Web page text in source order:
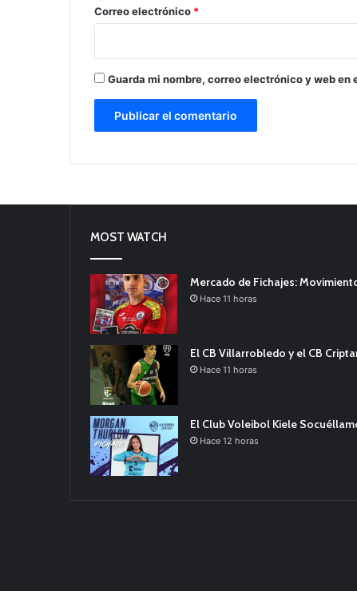
*
Correo electrónico *
Guarda mi nombre, correo electrónico y web
MOST WATCH
Mercado de Fichajes:
Hace 11 horas
El CB Villarrobledo y el CB
Hace 11 horas
El Club Voleibol Kiele
Hace 12 horas